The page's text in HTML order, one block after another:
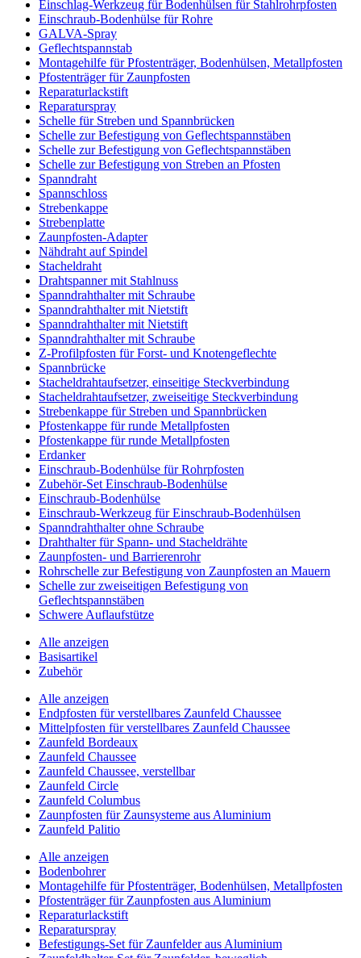
Einschlag-Werkzeug für Bodenhülsen für Stahlrohrpfosten
Einschraub-Bodenhülse für Rohre
GALVA-Spray
Geflechtspannstab
Montagehilfe für Pfostenträger, Bodenhülsen, Metallpfosten
Pfostenträger für Zaunpfosten
Reparaturlackstift
Reparaturspray
Schelle für Streben und Spannbrücken
Schelle zur Befestigung von Geflechtspannstäben
Schelle zur Befestigung von Geflechtspannstäben
Schelle zur Befestigung von Streben an Pfosten
Spanndraht
Spannschloss
Strebenkappe
Strebenplatte
Zaunpfosten-Adapter
Nähdraht auf Spindel
Stacheldraht
Drahtspanner mit Stahlnuss
Spanndrahthalter mit Schraube
Spanndrahthalter mit Nietstift
Spanndrahthalter mit Nietstift
Spanndrahthalter mit Schraube
Z-Profilpfosten für Forst- und Knotengeflechte
Spannbrücke
Stacheldrahtaufsetzer, einseitige Steckverbindung
Stacheldrahtaufsetzer, zweiseitige Steckverbindung
Strebenkappe für Streben und Spannbrücken
Pfostenkappe für runde Metallpfosten
Pfostenkappe für runde Metallpfosten
Erdanker
Einschraub-Bodenhülse für Rohrpfosten
Zubehör-Set Einschraub-Bodenhülse
Einschraub-Bodenhülse
Einschraub-Werkzeug für Einschraub-Bodenhülsen
Spanndrahthalter ohne Schraube
Drahthalter für Spann- und Stacheldrähte
Zaunpfosten- und Barrierenrohr
Rohrschelle zur Befestigung von Zaunpfosten an Mauern
Schelle zur zweiseitigen Befestigung von
Geflechtspannstäben
Schwere Auflaufstütze
Alle anzeigen
Basisartikel
Zubehör
Alle anzeigen
Endpfosten für verstellbares Zaunfeld Chaussee
Mittelpfosten für verstellbares Zaunfeld Chaussee
Zaunfeld Bordeaux
Zaunfeld Chaussee
Zaunfeld Chaussee, verstellbar
Zaunfeld Circle
Zaunfeld Columbus
Zaunpfosten für Zaunsysteme aus Aluminium
Zaunfeld Palitio
Alle anzeigen
Bodenbohrer
Montagehilfe für Pfostenträger, Bodenhülsen, Metallpfosten
Pfostenträger für Zaunpfosten aus Aluminium
Reparaturlackstift
Reparaturspray
Befestigungs-Set für Zaunfelder aus Aluminium